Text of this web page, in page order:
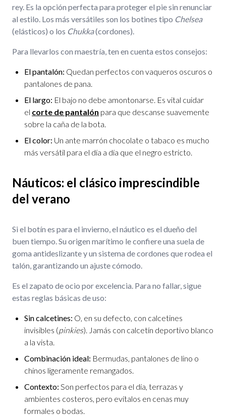
rey. Es la opción perfecta para proteger el pie sin renunciar
al estilo. Los más versátiles son los botines tipo Chelsea
(elásticos) o los Chukka(cordones).
Para llevarlos con maestría, ten en cuenta estos consejos:
El pantalón: Quedan perfectos con vaqueros oscuros o
pantalones de pana.
El largo: El bajo no debe amontonarse. Es vital cuidar
el corte de pantalón para que descanse suavemente
sobre la caña de la bota.
El color: Un ante marrón chocolate o tabaco es mucho
más versátil para el día a día que el negro estricto.
Náuticos: el clásico imprescindible
del verano
Si el botín es para el invierno, el náutico es el dueño del
buen tiempo. Su origen marítimo le confiere una suela de
goma antideslizante y un sistema de cordones que rodea el
talón, garantizando un ajuste cómodo.
Es el zapato de ocio por excelencia. Para no fallar, sigue
estas reglas básicas de uso:
Sin calcetines: O, en su defecto, con calcetines
invisibles (pinkies). Jamás con calcetín deportivo blanco
a la vista.
Combinación ideal: Bermudas, pantalones de lino o
chinos ligeramente remangados.
Contexto: Son perfectos para el día, terrazas y
ambientes costeros, pero evítalos en cenas muy
formales o bodas.